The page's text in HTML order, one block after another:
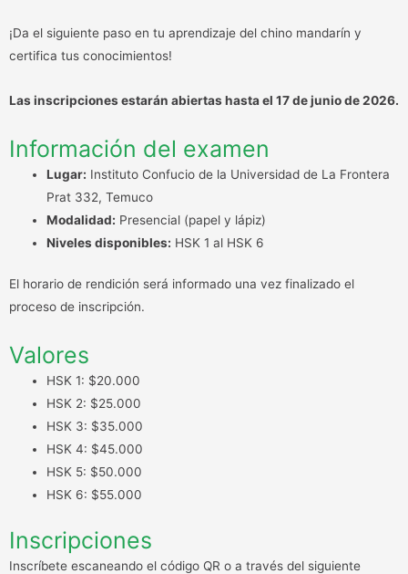
¡Da el siguiente paso en tu aprendizaje del chino mandarín y
certifica tus conocimientos!
Las inscripciones estarán abiertas hasta el 17 de junio de 2026.
Información del examen
Lugar: Instituto Confucio de la Universidad de La Frontera
Prat 332, Temuco
Modalidad: Presencial (papel y lápiz)
Niveles disponibles: HSK 1 al HSK 6
El horario de rendición será informado una vez finalizado el
proceso de inscripción.
Valores
HSK 1: $20.000
HSK 2: $25.000
HSK 3: $35.000
HSK 4: $45.000
HSK 5: $50.000
HSK 6: $55.000
Inscripciones
Inscríbete escaneando el código QR o a través del siguiente